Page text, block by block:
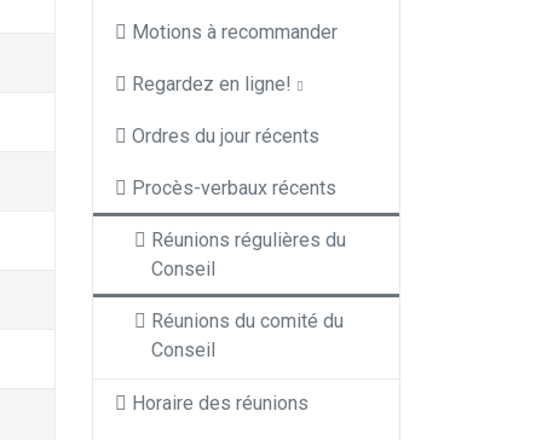
Motions à recommander
Regardez en ligne!
Ordres du jour récents
Procès-verbaux récents
Réunions régulières du
Conseil
Réunions du comité du
Conseil
Horaire des réunions